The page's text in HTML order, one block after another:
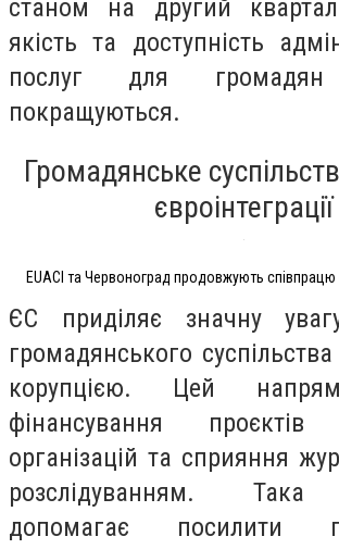
станом на другий
якість та доступність
послуг для громадян
покращуються.
Громадянське
євроінтеграції
EUACI та Червоноград продовжують
ЄС приділяє значну
громадянського
корупцією. Цей
фінансування проєктів
організацій та сприяння
розслідуванням. Така
допомагає посилити